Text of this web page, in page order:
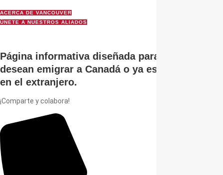
ACERCA DE VANCOUVER
ÚNETE A NUESTROS ALIADOS
Página informativa diseñada para quienes
desean emigrar a Canadá o ya están viviendo
en el extranjero.
¡Comparte y colabora!